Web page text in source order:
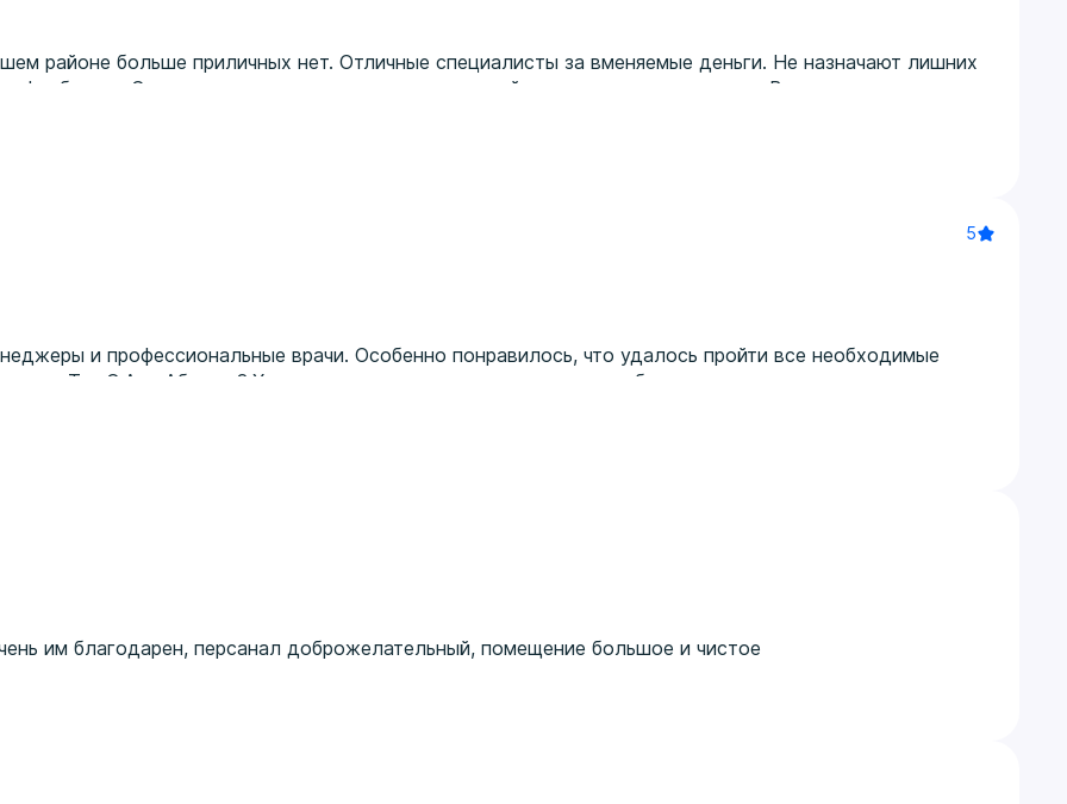
районе больше приличных нет. Отличные специалисты за вменяемые деньги. Не назначают лишних
флеболога Суханова - под впечатлением, грамотный специалист своего дела. Все разъяснил
Спасибо поликлинике за помощь по здоровью и удобство. Все в одном месте.
5
и профессиональные врачи. Особенно понравилось, что удалось пройти все необходимые
Тян О.А. и Абаева З.Х. провели прием очень грамотно, подробно ответили на все мои вопросы.
им благодарен, персанал доброжелательный, помещение большое и чистое